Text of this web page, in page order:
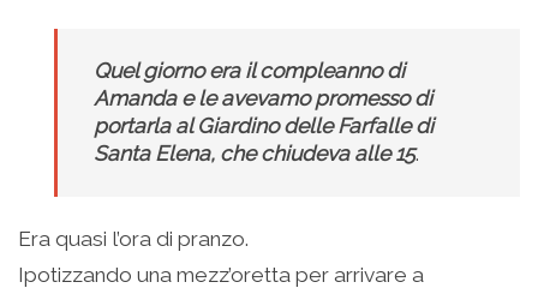
Quel giorno era il compleanno di
Amanda e le avevamo promesso di
portarla al Giardino delle Farfalle di
Santa Elena, che chiudeva alle 15.
Era quasi l’ora di pranzo.
Ipotizzando una mezz’oretta per arrivare a